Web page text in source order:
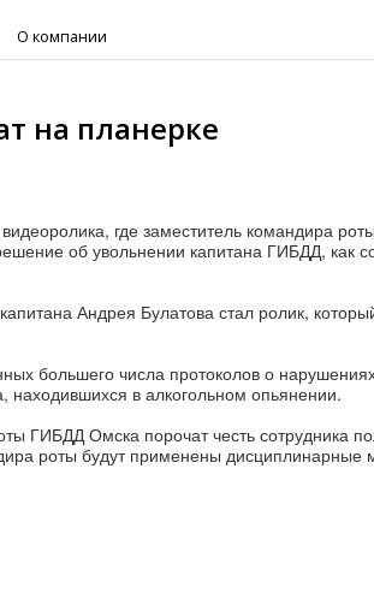
О компании
на планерке
где заместитель командира
об увольнении капитана ГИБДД, как
Андрея Булатова стал ролик,
большего числа протоколов о
находившихся в алкогольном опьянении.
ГИБДД Омска порочат честь сотрудника
роты будут применены дисциплинарные